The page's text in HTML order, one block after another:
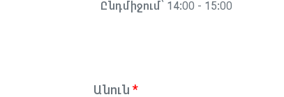
Ընդմիջում՝ 14:00 - 15:00
Անուն